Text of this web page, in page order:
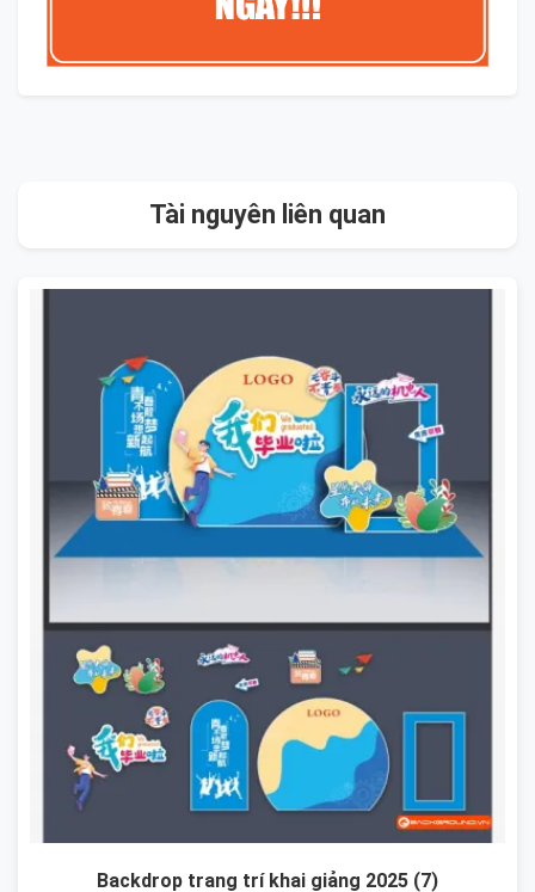
Tài nguyên liên quan
Backdrop trang trí khai giảng 2025 (7)